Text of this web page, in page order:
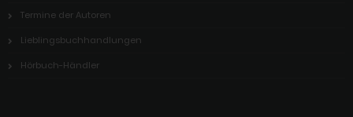
Termine der Autoren
Lieblingsbuchhandlungen
Hörbuch-Händler